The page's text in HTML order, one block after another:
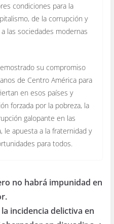
condiciones para la
de la corrupción y
las sociedades modernas
su compromiso
de Centro América para
en esos países y
forzada por la pobreza, la
galopante en las
le apuesta a la fraternidad y
para todos.
no habrá impunidad en
incidencia delictiva en